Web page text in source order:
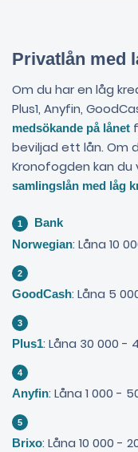
Privatlån med
Om du har en låg
Plus1, Anyfin,
medsökande på lånet
beviljad ett lån. Om
Kronofogden kan du
samlingslån med låg
Bank
Norwegian: Låna 10
GoodCash: Låna 5
Plus1: Låna 30 000 -
Anyfin: Låna 1 000 -
Brixo: Låna 10 000 -